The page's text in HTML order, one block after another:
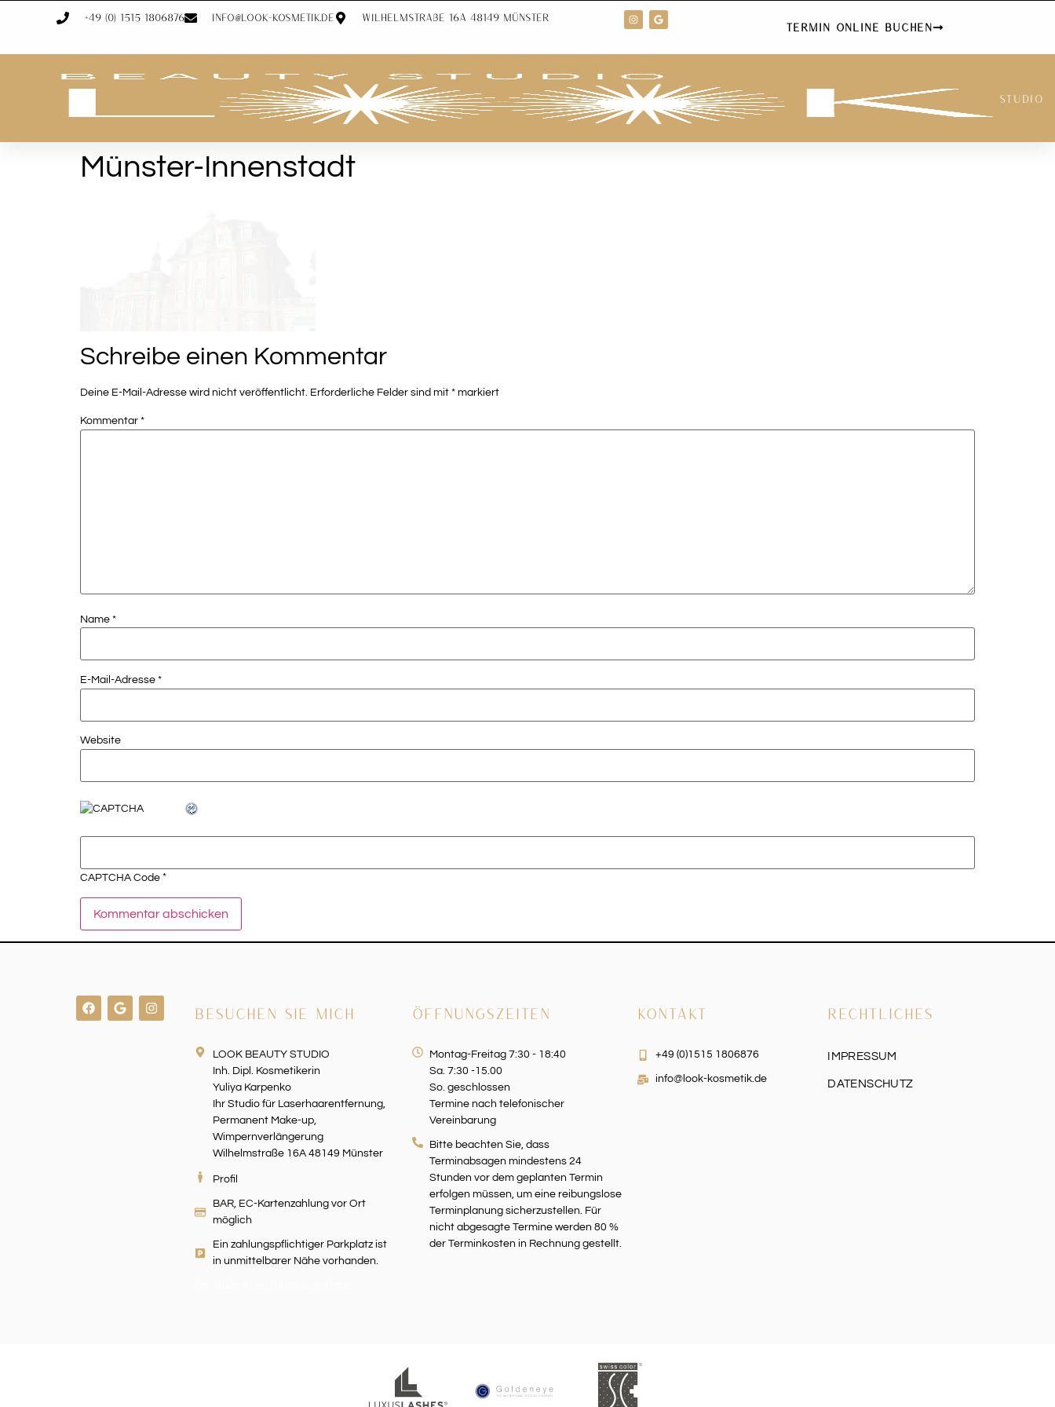
+49 (0) 1515 1806876 info@look-kosmetik.de Wilhelmstraße 16A 48149 Münster
Termin Online Buchen
Studio
Münster-Innenstadt
Schreibe einen Kommentar
Deine E-Mail-Adresse wird nicht veröffentlicht. Erforderliche Felder sind mit * markiert
Kommentar *
Name *
E-Mail-Adresse *
Website
CAPTCHA Code *
BESUCHEN SIE MICH
LOOK BEAUTY STUDIO
Inh. Dipl. Kosmetikerin
Yuliya Karpenko
Ihr Studio für Laserhaarentfernung,
Permanent Make-up,
Wimpernverlängerung
Wilhelmstraße 16A 48149 Münster
Profil
BAR, EC-Kartenzahlung vor Ort
möglich
Ein zahlungspflichtiger Parkplatz ist
in unmittelbarer Nähe vorhanden.
ÖFFNUNGSZEITEN
Montag-Freitag 7:30 - 18:40
Sa. 7:30 -15.00
So. geschlossen
Termine nach telefonischer
Vereinbarung
Bitte beachten Sie, dass
Terminabsagen mindestens 24
Stunden vor dem geplanten Termin
erfolgen müssen, um eine reibungslose
Terminplanung sicherzustellen. Für
nicht abgesagte Termine werden 80 %
der Terminkosten in Rechnung gestellt.
KONTAKT
+49 (0)1515 1806876
info@look-kosmetik.de
RECHTLICHES
IMPRESSUM
DATENSCHUTZ